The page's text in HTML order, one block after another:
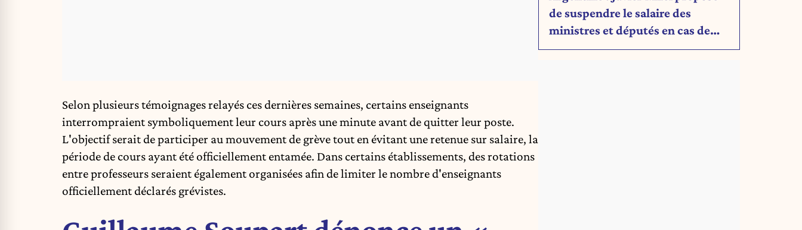
Selon plusieurs témoignages relayés ces dernières semaines, certains enseignants
interrompraient symboliquement leur cours après une minute avant de quitter leur poste.
L'objectif serait de participer au mouvement de grève tout en évitant une retenue sur salaire, la
période de cours ayant été officiellement entamée. Dans certains établissements, des rotations
entre professeurs seraient également organisées afin de limiter le nombre d'enseignants
officiellement déclarés grévistes.
de suspendre le salaire des
ministres et députés en cas de
déficit budgétaire